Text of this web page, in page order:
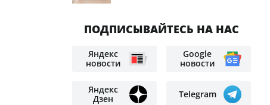
ПОДПИСЫВАЙТЕСЬ НА НАС
Яндекс
новости
Google
новости
Яндекс
Дзен
Telegram